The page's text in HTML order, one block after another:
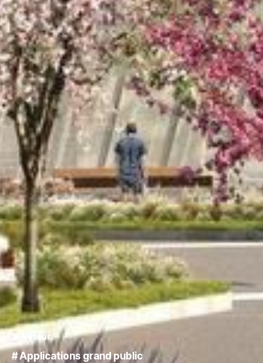
← Retour
#Applications grand public